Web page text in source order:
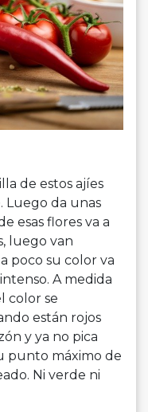
de estos ajíes
Luego da unas
esas flores va a
luego van
poco su color va
A medida
color se
están rojos
y ya no pica
punto máximo de
Ni verde ni